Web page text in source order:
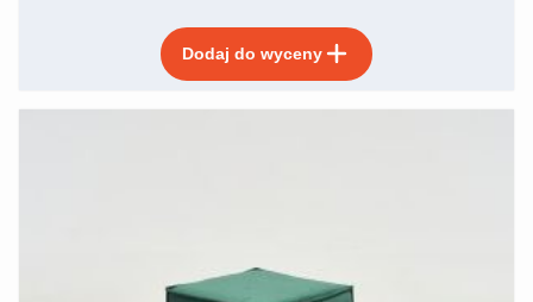
Dodaj do wyceny
produkt
ma
wiele
stronie
produktu